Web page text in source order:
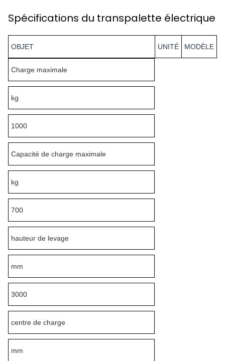
Spécifications du transpalette électrique
OBJET UNITÉ MODÈLE
Charge maximale
kg
1000
Capacité de charge maximale
kg
700
hauteur de levage
mm
3000
centre de charge
mm